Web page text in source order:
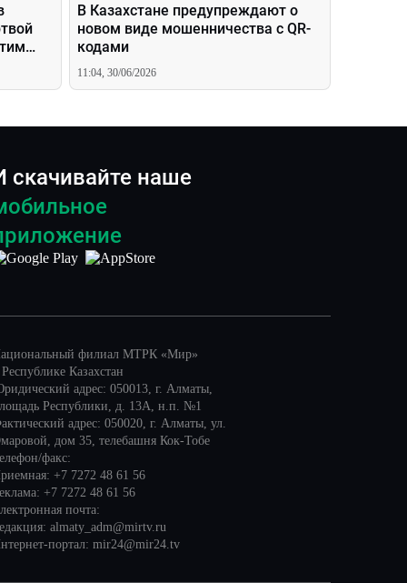
В Казахстане предупреждают о
новом виде мошенничества с QR-
кодами
11:04, 30/06/2026
скачивайте наше
филиал МТРК «Мир»
Казахстан
адрес: 050013, г. Алматы,
Республики, д. 13А, н.п. №1
адрес: 050020, г. Алматы, ул.
дом 35, телебашня Кок-Тобе
факс:
+7 7272 48 61 56
+7 7272 48 61 56
почта:
almaty_adm@mirtv.ru
портал: mir24@mir24.tv